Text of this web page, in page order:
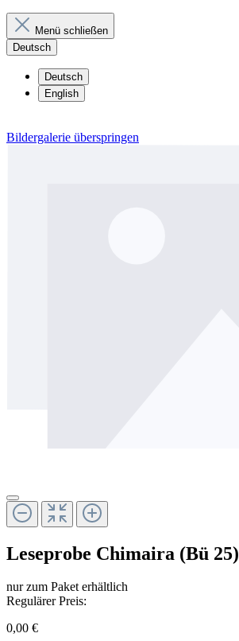
Menü schließen
Deutsch
Deutsch
English
Bildergalerie überspringen
Leseprobe Chimaira (Bü 25)
nur zum Paket erhältlich
Regulärer Preis:
0,00 €